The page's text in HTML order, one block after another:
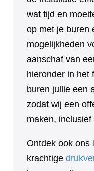
wat tijd en
op met je buren
mogelijkheden
aanschaf van
hieronder in het
buren jullie een
zodat wij een
maken,
Ontdek ook ons
krachtige